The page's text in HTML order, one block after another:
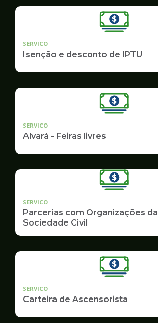
SERVICO
Isenção e desconto de IPTU
SERVICO
Alvará - Feiras livres
SERVICO
Parcerias com Organizações da
Sociedade Civil
SERVICO
Carteira de Ascensorista